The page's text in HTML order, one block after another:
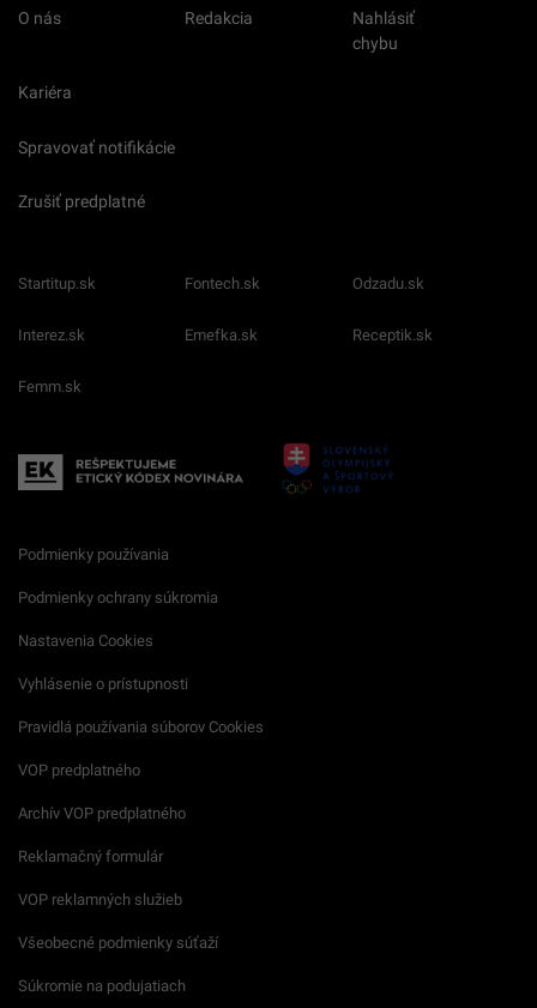
O nás Redakcia
Nahlásiť
chybu
Kariéra
Spravovať notifikácie
Zrušiť predplatné
Startitup.sk Fontech.sk Odzadu.sk
Interez.sk Emefka.sk Receptik.sk
Femm.sk
Podmienky používania
Podmienky ochrany súkromia
Nastavenia Cookies
Vyhlásenie o prístupnosti
Pravidlá používania súborov Cookies
VOP predplatného
Archív VOP predplatného
Reklamačný formulár
VOP reklamných služieb
Všeobecné podmienky súťaží
Súkromie na podujatiach